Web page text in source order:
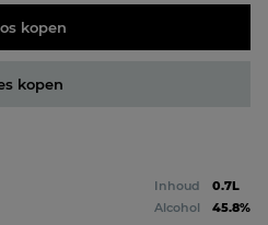
kopen
kopen
Inhoud
0.7L
Alcohol
45.8%